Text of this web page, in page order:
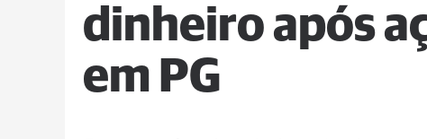
dinheiro após
em PG